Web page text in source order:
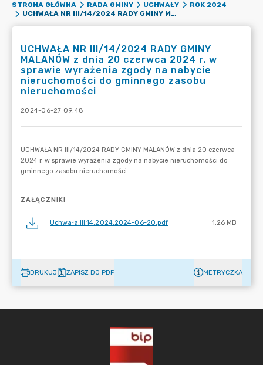
STRONA GŁÓWNA RADA GMINY UCHWAŁY
ROK 2024
UCHWAŁA NR III/14/2024 RADY GMINY MALANÓW Z DNIA 20 CZERWCA 2024 R. W SPRAWIE WYRAŻENIA ZGODY NA NABYCIE NIERUCHOMOŚCI DO GMINNEGO ZASOBU NIERUCHOMOŚCI
UCHWAŁA NR III/14/2024 RADY GMINY
MALANÓW z dnia 20 czerwca 2024 r. w
sprawie wyrażenia zgody na nabycie
nieruchomości do gminnego zasobu
nieruchomości
2024-06-27 09:48
ZAŁĄCZNIKI
Uchwała.III.14.2024.2024-06-20.pdf 1.26 MB
DRUKUJ ZAPISZ DO PDF METRYCZKA